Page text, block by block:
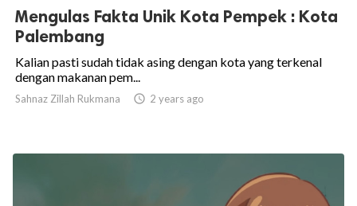
Mengulas Fakta Unik Kota Pempek : Kota
Palembang
Kalian pasti sudah tidak asing dengan kota yang terkenal
dengan makanan pem...
Sahnaz Zillah Rukmana  2 years ago